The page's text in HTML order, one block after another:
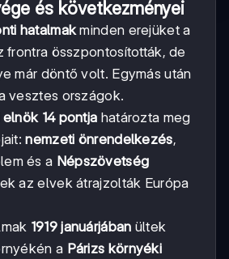
és következményei
hatalmak minden erejüket a
frontra összpontosították, de
már döntő volt. Egymás után
vesztes országok.
14 pontja határozta meg
nemzeti önrendelkezés,
és a Népszövetség
az elvek átrajzolták Európa
1919 januárjában ültek
a Párizs környéki